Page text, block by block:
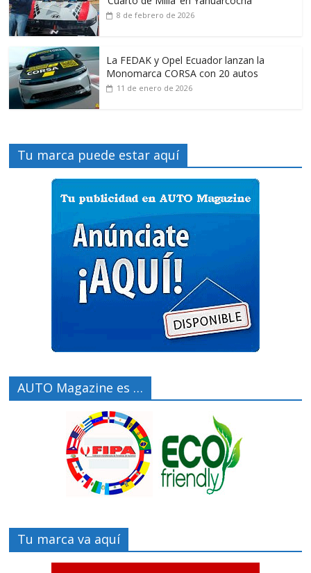
8 de febrero de 2026
La FEDAK y Opel Ecuador lanzan la
Monomarca CORSA con 20 autos
11 de enero de 2026
Tu marca puede estar aquí
AUTO Magazine es …
Tu marca va aquí